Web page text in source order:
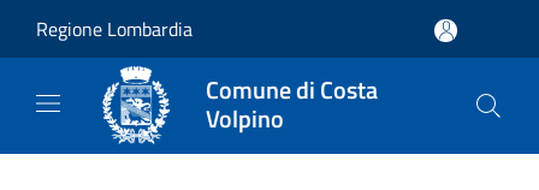
Regione Lombardia
Comune di Costa
Volpino